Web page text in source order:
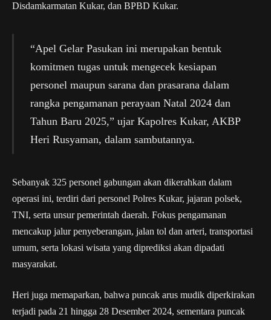
Disdamkarmatan Kukar, dan BPBD Kukar.
“Apel Gelar Pasukan ini merupakan bentuk
komitmen tugas untuk mengecek kesiapan
personel maupun sarana dan prasarana dalam
rangka pengamanan perayaan Natal 2024 dan
Tahun Baru 2025,” ujar Kapolres Kukar, AKBP
Heri Rusyaman, dalam sambutannya.
Sebanyak 325 personel gabungan akan dikerahkan dalam
operasi ini, terdiri dari personel Polres Kukar, jajaran polsek,
TNI, serta unsur pemerintah daerah. Fokus pengamanan
mencakup jalur penyeberangan, jalan tol dan arteri, transportasi
umum, serta lokasi wisata yang diprediksi akan dipadati
masyarakat.
Heri juga memaparkan, bahwa puncak arus mudik diperkirakan
terjadi pada 21 hingga 28 Desember 2024, sementara puncak